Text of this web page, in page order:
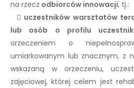
na rzecz odbiorców innowacji, tj.:
 uczestników warsztatów
lub osób o profilu
orzeczeniem o
umiarkowanym lub znacznym, z
wskazaną w orzeczeniu,
zajęciowej, której celem jest